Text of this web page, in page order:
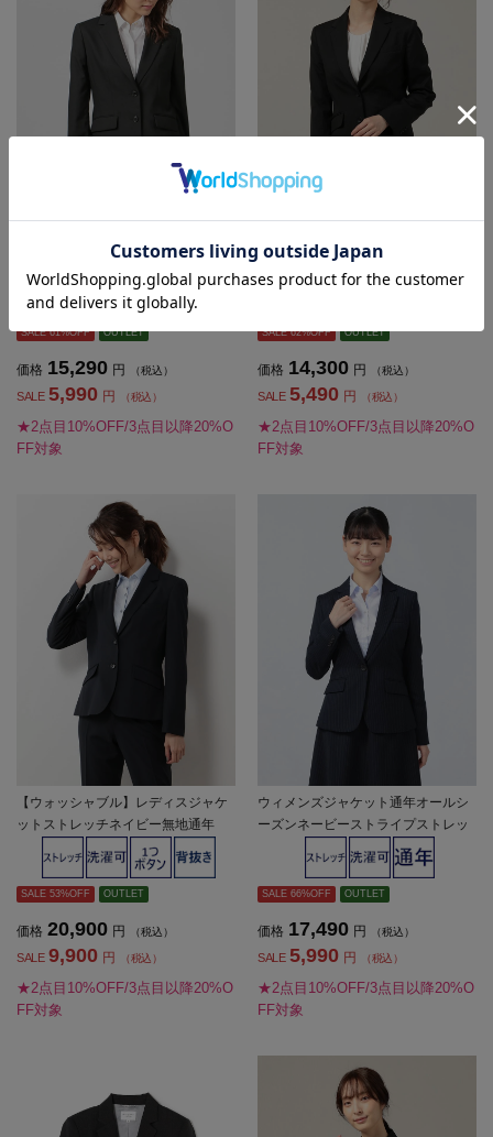
【ウォッシャブル】ジャケット2つボ
地通年【レディース】
SALE 61%OFF OUTLET
価格 15,290 円 （税込）
SALE 5,990 円 （税込）
★2点目10%OFF/3点目以降20%O
FF対象
【ストレッチ】ジャケットビジネス2
つボタン2WAYストレッチウォッシ
ャブルソフィーチェ通年【レディー
SALE 62%OFF OUTLET
価格 14,300 円 （税込）
SALE 5,490 円 （税込）
★2点目10%OFF/3点目以降20%O
FF対象
【ウォッシャブル】レディスジャケ
ットストレッチネイビー無地通年
SALE 53%OFF OUTLET
価格 20,900 円 （税込）
SALE 9,900 円 （税込）
★2点目10%OFF/3点目以降20%O
FF対象
ウィメンズジャケット通年オールシ
ーズンネービーストライプストレッ
チ1つボタンジャケット【レディー
SALE 66%OFF OUTLET
価格 17,490 円 （税込）
SALE 5,990 円 （税込）
★2点目10%OFF/3点目以降20%O
FF対象